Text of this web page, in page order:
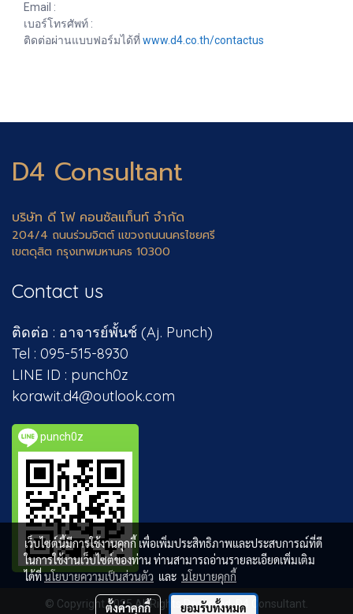
Email :
เบอร์โทรศัพท์ :
ติดต่อผ่านแบบฟอร์มได้ที่www.d4.co.th/contactus
D4 Consultant
บริษัท ดี โฟ คอนซัลแท็นท์ จำกัด
204/4 ถนนร่วมจิตต์ แขวงถนนนครไชยศรี
เขตดุสิต กรุงเทพมหานคร 10300
Contact us
ติดต่อ : อาจารย์พั้นช์ (Aj. Punch)
Tel : 095-515-8930
LINE ID : punch0z
korawit.d4@outlook.com
punch0z
© Copyright 2025 All Rights Reserved. D4 Consultant.
เว็บไซต์นี้มีการใช้งานคุกกี้ เพื่อเพิ่มประสิทธิภาพและประสบการณ์ที่ดี
ในการใช้งานเว็บไซต์ของท่าน ท่านสามารถอ่านรายละเอียดเพิ่มเติม
ได้ที่นโยบายความเป็นส่วนตัว และ นโยบายคุกกี้
ตั้งค่าคุกกี้ ยอมรับทั้งหมด